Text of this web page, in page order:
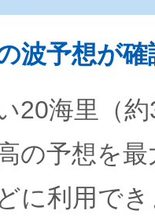
波予想が
20海里（
の予想を
に利用で